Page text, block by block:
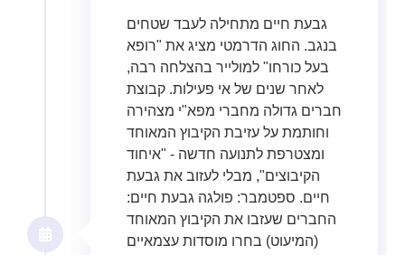
גבעת חיים מתחילה לעבד שטחים
בנגב. החוג הדרמטי מציג את "רופא
בעל כורחו" למולייר בהצלחה רבה,
לאחר שנים של אי פעילות. קבוצת
חברים גדולה מחברי מפא"י מצהירה
וחותמת על עזיבת הקיבוץ המאוחד
ומצטרפת לתנועה חדשה - "איחוד
הקיבוצים", מבלי לעזוב את גבעת
חיים. ספטמבר: פולגה גבעת חיים:
החברים שעזבו את הקיבוץ המאוחד
(המיעוט) בחרו מוסדות עצמאיים